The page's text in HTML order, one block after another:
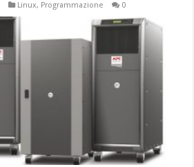
Linux, Programmazione 0